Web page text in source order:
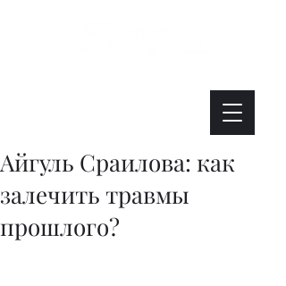
Айгуль Сраилова: как
залечить травмы
прошлого?